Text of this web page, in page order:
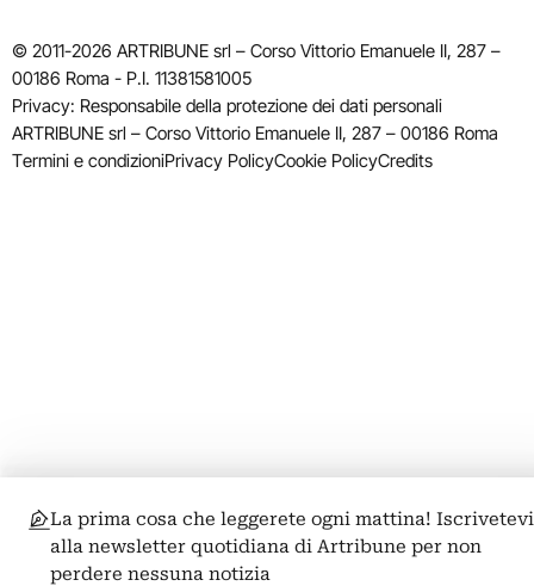
© 2011-2026 ARTRIBUNE srl – Corso Vittorio Emanuele II, 287 –
00186 Roma - P.I. 11381581005
Privacy: Responsabile della protezione dei dati personali
ARTRIBUNE srl – Corso Vittorio Emanuele II, 287 – 00186 Roma
Termini e condizioniPrivacy PolicyCookie PolicyCredits
La prima cosa che leggerete ogni mattina! Iscrivetevi
alla newsletter quotidiana di Artribune per non
perdere nessuna notizia